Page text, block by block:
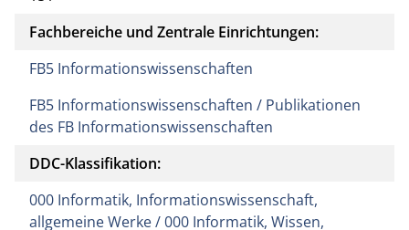
Fachbereiche und Zentrale Einrichtungen:
FB5 Informationswissenschaften
FB5 Informationswissenschaften / Publikationen
des FB Informationswissenschaften
DDC-Klassifikation:
000 Informatik, Informationswissenschaft,
allgemeine Werke / 000 Informatik, Wissen,